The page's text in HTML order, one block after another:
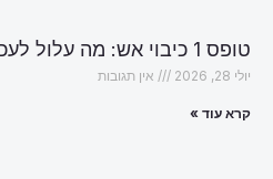
טופס 1 כיבוי אש: מה עלול לעכב את האישור?
יולי 28, 2026 אין תגובות
קרא עוד »